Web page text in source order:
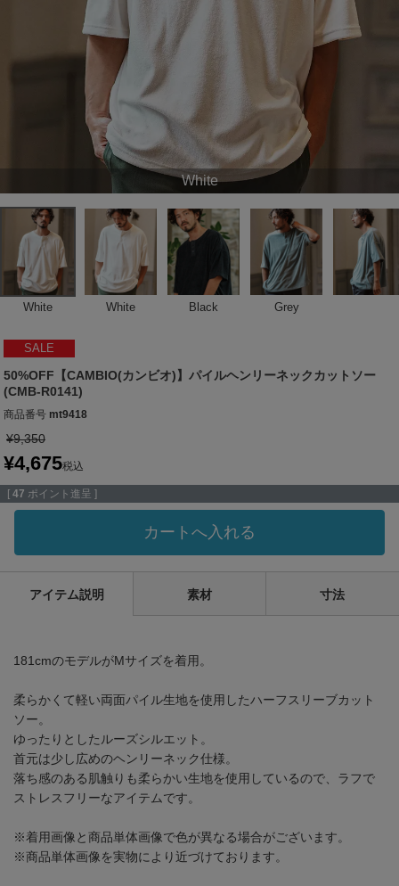
White
White White Black Grey
SALE
50%OFF【CAMBIO(カンビオ)】パイルヘンリーネックカットソー
(CMB-R0141)
商品番号 mt9418
¥9,350
¥4,675税込
[ 47 ポイント進呈 ]
カートへ入れる
アイテム説明 素材 寸法
181cmのモデルがMサイズを着用。
柔らかくて軽い両面パイル生地を使用したハーフスリーブカット
ソー。
ゆったりとしたルーズシルエット。
首元は少し広めのヘンリーネック仕様。
落ち感のある肌触りも柔らかい生地を使用しているので、ラフで
ストレスフリーなアイテムです。
※着用画像と商品単体画像で色が異なる場合がございます。
※商品単体画像を実物により近づけております。